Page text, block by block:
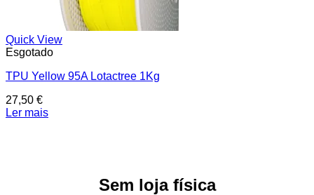
Quick View
Esgotado
TPU Yellow 95A Lotactree 1Kg
27,50 €
Ler mais
Sem loja física